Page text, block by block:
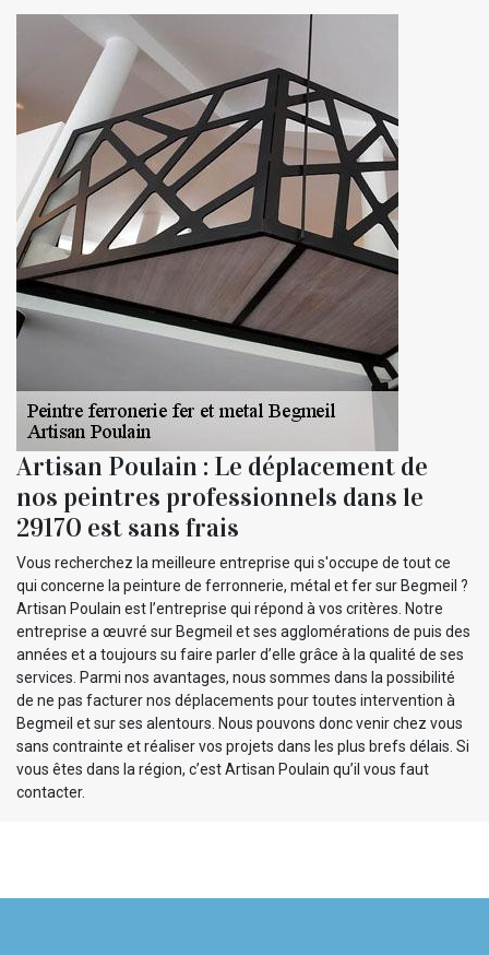
Artisan Poulain : Le déplacement de
nos peintres professionnels dans le
29170 est sans frais
Vous recherchez la meilleure entreprise qui s'occupe de tout ce
qui concerne la peinture de ferronnerie, métal et fer sur Begmeil ?
Artisan Poulain est l’entreprise qui répond à vos critères. Notre
entreprise a œuvré sur Begmeil et ses agglomérations de puis des
années et a toujours su faire parler d’elle grâce à la qualité de ses
services. Parmi nos avantages, nous sommes dans la possibilité
de ne pas facturer nos déplacements pour toutes intervention à
Begmeil et sur ses alentours. Nous pouvons donc venir chez vous
sans contrainte et réaliser vos projets dans les plus brefs délais. Si
vous êtes dans la région, c’est Artisan Poulain qu’il vous faut
contacter.